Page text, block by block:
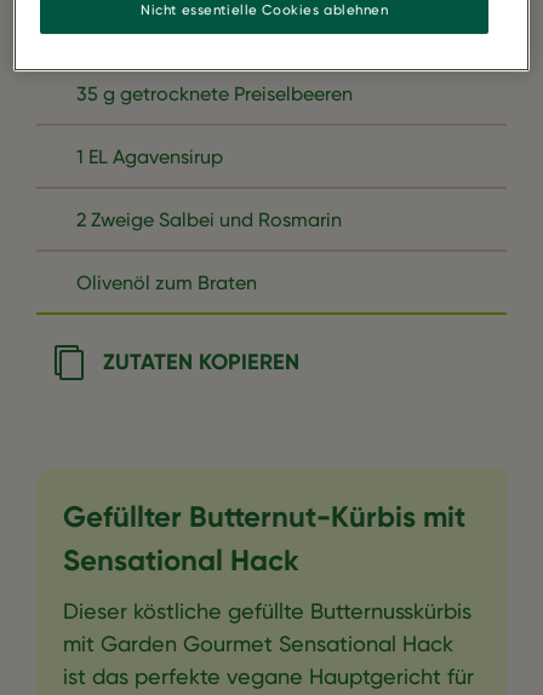
50 g Pekannüsse
35 g getrocknete Preiselbeeren
1 EL Agavensirup
2 Zweige Salbei und Rosmarin
Olivenöl zum Braten
ZUTATEN KOPIEREN
Gefüllter Butternut-Kürbis mit
Sensational Hack
Dieser köstliche gefüllte Butternusskürbis
mit Garden Gourmet Sensational Hack
ist das perfekte vegane Hauptgericht für
Nicht essentielle Cookies ablehnen